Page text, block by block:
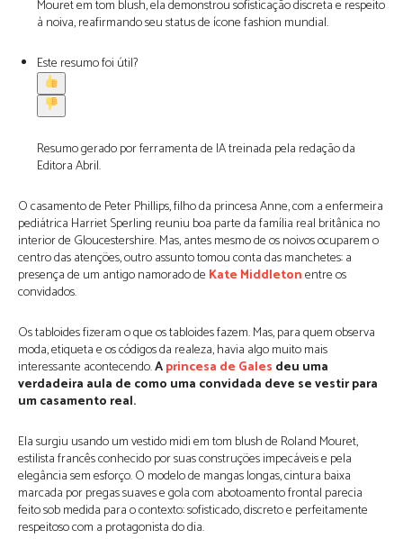
Mouret em tom blush, ela demonstrou sofisticação discreta e respeito
à noiva, reafirmando seu status de ícone fashion mundial.
Este resumo foi útil?
Resumo gerado por ferramenta de IA treinada pela redação da
Editora Abril.
O casamento de Peter Phillips, filho da princesa Anne, com a enfermeira
pediátrica Harriet Sperling reuniu boa parte da família real britânica no
interior de Gloucestershire. Mas, antes mesmo de os noivos ocuparem o
centro das atenções, outro assunto tomou conta das manchetes: a
presença de um antigo namorado de Kate Middletonentre os
convidados.
Os tabloides fizeram o que os tabloides fazem. Mas, para quem observa
moda, etiqueta e os códigos da realeza, havia algo muito mais
interessante acontecendo.Aprincesa de Gales deu uma
verdadeira aula de como uma convidada deve se vestir para
um casamento real.
Ela surgiu usando um vestido midi em tom blush de Roland Mouret,
estilista francês conhecido por suas construções impecáveis e pela
elegância sem esforço. O modelo de mangas longas, cintura baixa
marcada por pregas suaves e gola com abotoamento frontal parecia
feito sob medida para o contexto: sofisticado, discreto e perfeitamente
respeitoso com a protagonista do dia.